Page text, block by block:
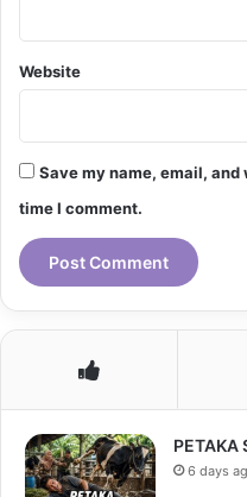
Website
Save my name, email,
time I comment.
PETAKA
6 days